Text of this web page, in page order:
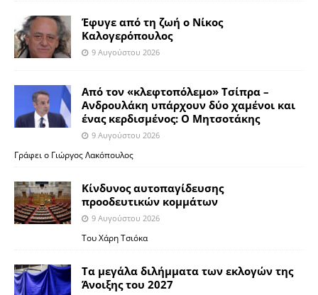
Έφυγε από τη ζωή ο Νίκος
Καλογερόπουλος
9 Αυγούστου 2026
Από τον «κλεφτοπόλεμο» Τσίπρα –
Ανδρουλάκη υπάρχουν δύο χαμένοι και
ένας κερδισμένος: Ο Μητσοτάκης
9 Αυγούστου 2026
Γράφει ο Γιώργος Λακόπουλος
Κίνδυνος αυτοπαγίδευσης
προοδευτικών κομμάτων
9 Αυγούστου 2026
Του Χάρη Τσιόκα
Τα μεγάλα διλήμματα των εκλογών της
Άνοιξης του 2027